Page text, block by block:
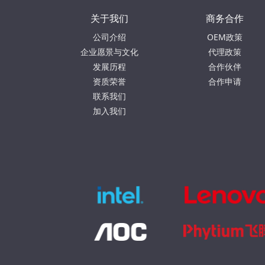
创新之路，加快信创桌面云融合生
次论坛。
本简讯版权归中国电子工业标准化技术
关于我们
公司介绍
企业愿景与文化
发展历程
资质荣誉
联系我们
加入我们
商务合作
OEM政策
代理政策
合作伙伴
合作申请